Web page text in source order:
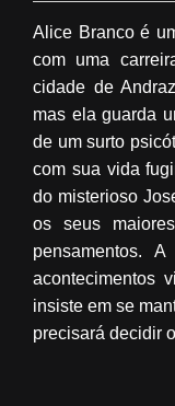
Alice Branco é
com uma
cidade de
mas ela guarda
de um surto
com sua vida
do misterioso
os seus
pensamentos.
acontecimentos
insiste em se
precisará decidir